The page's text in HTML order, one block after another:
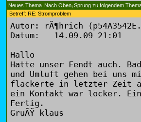
Neues Thema | Nach Oben | Sprung zu folgendem
Betreff: RE: Stromproblem
Autor: rÃ¶hrich
Datum: 14.09.09 21:01
Hallo
Hatte unser Fendt auch.
und Umluft gehen bei uns
flackerte in letzter Zeit
ein Kontakt war locker.
Fertig.
GruÃŸ klaus